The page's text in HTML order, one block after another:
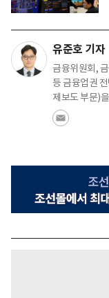
유준호 기자
금융위원회,
등 금융업권
제보도 부문)